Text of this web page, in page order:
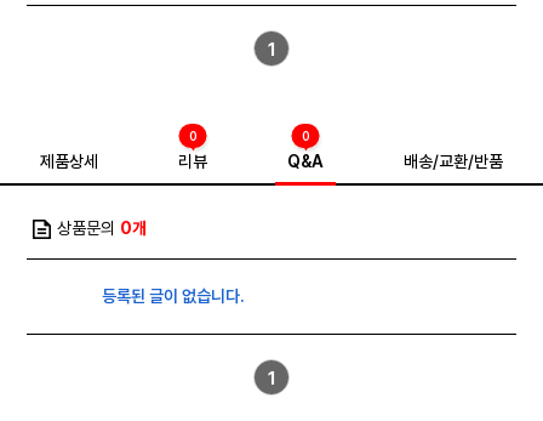
1
제품상세 리뷰
0
Q&A
0
배송/교환/반품
상품문의 0개
등록된 글이 없습니다.
1